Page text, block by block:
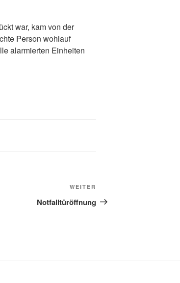
war, kam von der
Person wohlauf
alarmierten Einheiten
WEITER
Notfalltüröffnung